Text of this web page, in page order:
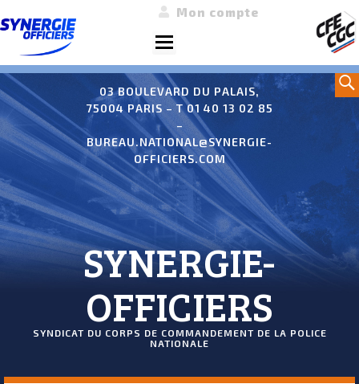
Aller
au
contenu
Menu
Mon compte
03 BOULEVARD DU PALAIS,
75004 PARIS – T 01 40 13 02 85
–
BUREAU.NATIONAL@SYNERGIE-
OFFICIERS.COM
SYNERGIE-
OFFICIERS
SYNDICAT DU CORPS DE COMMANDEMENT DE LA POLICE
NATIONALE